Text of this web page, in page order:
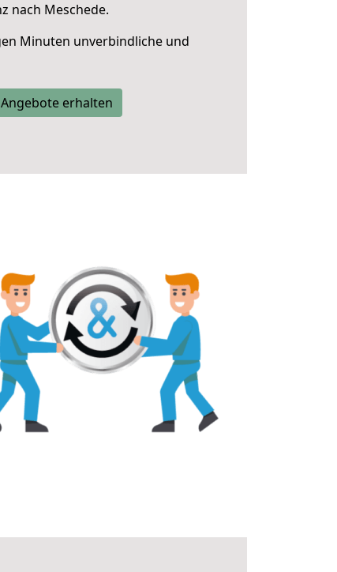
nach Meschede.
Minuten unverbindliche und
erhalten